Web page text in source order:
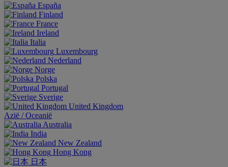
España
Finland
France
Ireland
Italia
Luxembourg
Nederland
Norge
Polska
Portugal
Sverige
United Kingdom
Aziё / Oceaniё
Australia
India
New Zealand
Hong Kong
日本